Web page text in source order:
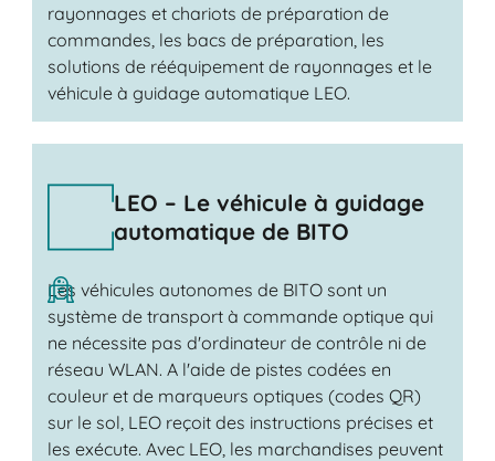
rayonnages et chariots de préparation de
commandes, les bacs de préparation, les
solutions de rééquipement de rayonnages et le
véhicule à guidage automatique LEO.
LEO – Le véhicule à guidage
automatique de BITO
Les véhicules autonomes de BITO sont un
système de transport à commande optique qui
ne nécessite pas d'ordinateur de contrôle ni de
réseau WLAN. A l'aide de pistes codées en
couleur et de marqueurs optiques (codes QR)
sur le sol, LEO reçoit des instructions précises et
les exécute. Avec LEO, les marchandises peuvent